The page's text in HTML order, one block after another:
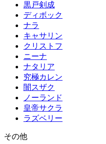
黒戸剣成
ディボック
ナラ
キャサリン
クリストフ
ニーナ
ナタリア
究極カレン
闇スザク
ノーランド
皇帝サクラ
ラズベリー
その他